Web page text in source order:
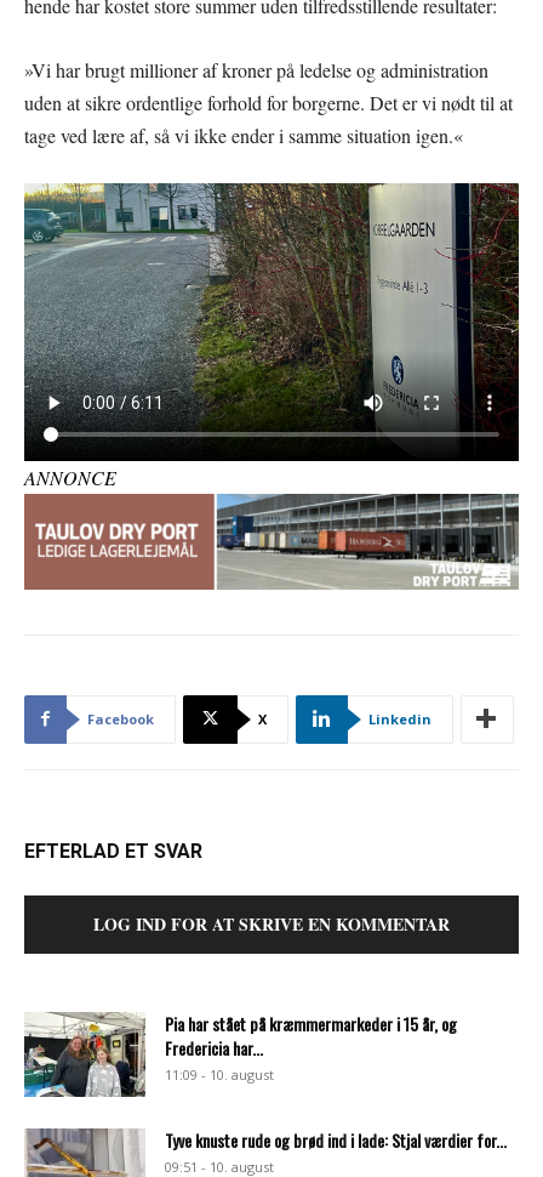
»Vi har brugt millioner af kroner på ledelse og administration
uden at sikre ordentlige forhold for borgerne. Det er vi nødt til at
tage ved lære af, så vi ikke ender i samme situation igen.«
ANNONCE
Facebook X Linkedin
EFTERLAD ET SVAR
LOG IND FOR AT SKRIVE EN KOMMENTAR
Pia har stået på kræmmermarkeder i 15 år, og
Fredericia har...
11:09 - 10. august
Tyve knuste rude og brød ind i lade: Stjal værdier for...
09:51 - 10. august